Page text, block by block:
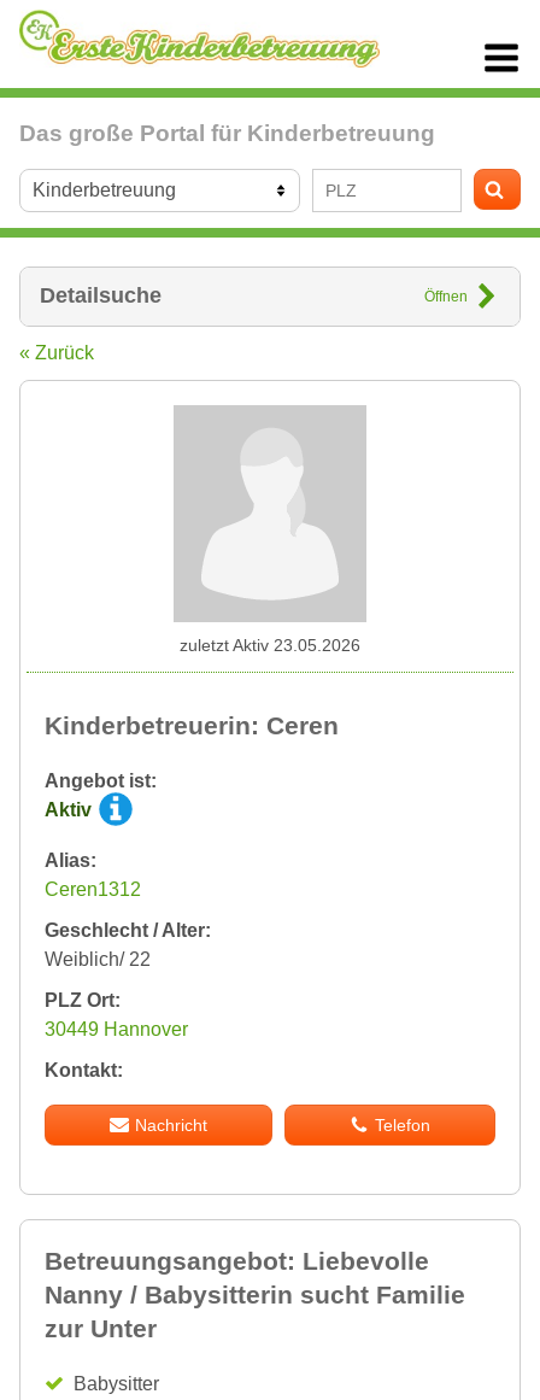
Das große Portal für Kinderbetreuung
Detailsuche Öffnen
« Zurück
Kinderbetreuerin: Ceren
Angebot ist:
Aktiv
Alias:
Ceren1312
Geschlecht / Alter:
Weiblich/ 22
PLZ Ort:
30449 Hannover
Kontakt:
Nachricht Telefon
zuletzt Aktiv 23.05.2026
Betreuungsangebot: Liebevolle
Nanny / Babysitterin sucht Familie
zur Unter
Babysitter